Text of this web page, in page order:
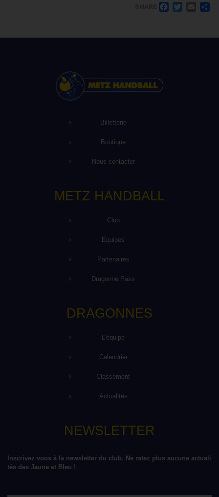
Billetterie
Boutique
Nous contacter
METZ HANDBALL
Club
Équipes
Partenaires
Dragonne Pass
DRAGONNES
L’équipe
Calendrier
Classement
Actualités
NEWSLETTER
Inscrivez vous à la newsletter du club. Ne ratez plus aucune actuali
tés des Jaune et Bleu !